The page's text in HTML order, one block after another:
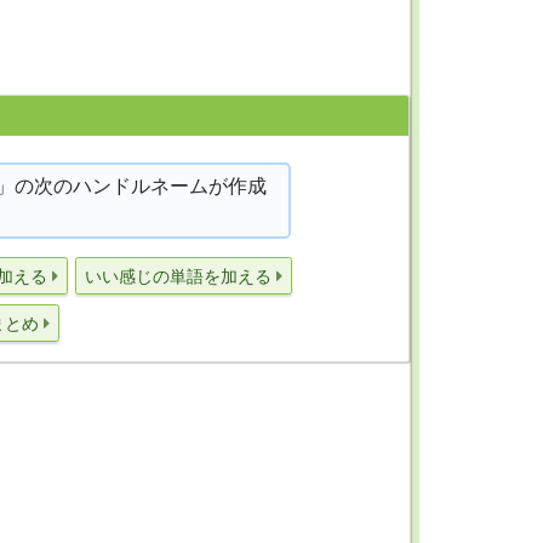
の次のハンドルネームが作成
える いい感じの単語を加える
とめ